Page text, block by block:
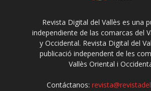
Revista Digital del Vallès es una
independiente de las comarcas del
y Occidental. Revista Digital del
publicació independent de les
Vallès Oriental i
Contáctanos: